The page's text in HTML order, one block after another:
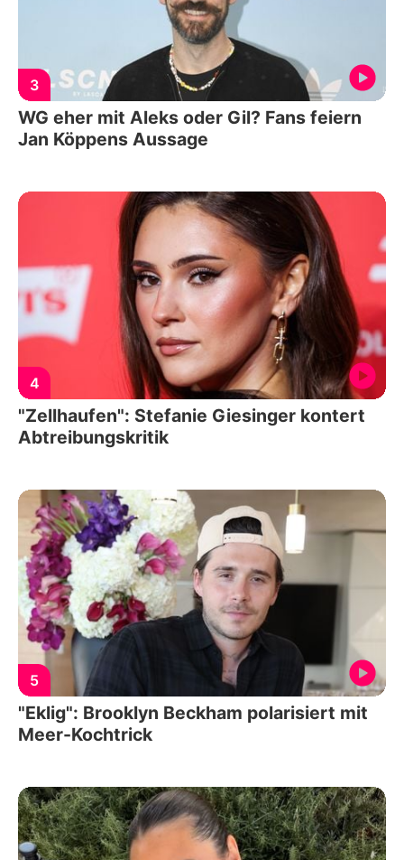
3
WG eher mit Aleks oder Gil? Fans feiern
Jan Köppens Aussage
4
"Zellhaufen": Stefanie Giesinger kontert
Abtreibungskritik
5
"Eklig": Brooklyn Beckham polarisiert mit
Meer-Kochtrick